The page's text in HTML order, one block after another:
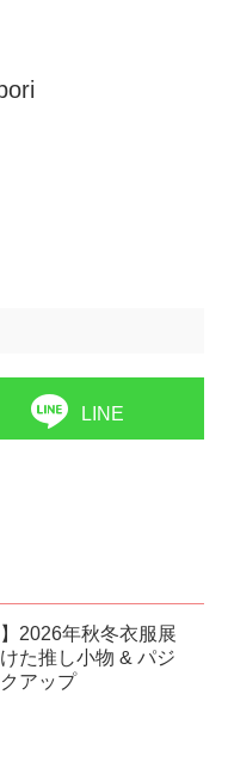
LINE
】2026年秋冬衣服展
た推し小物 & パジ
アップ